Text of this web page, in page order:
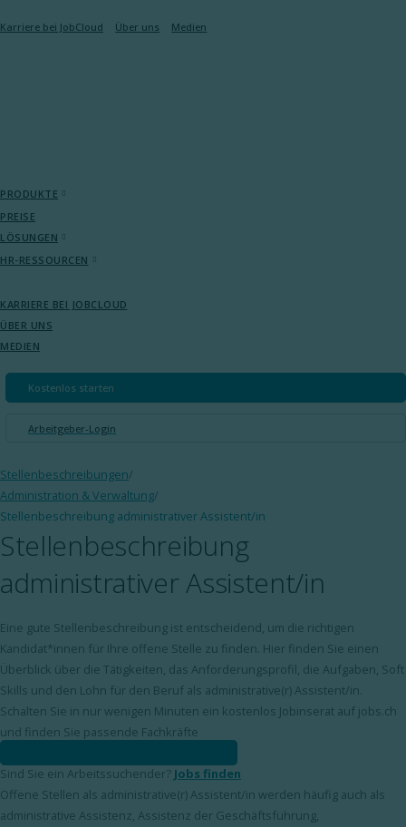
Karriere bei JobCloud​ Über uns Medien
PRODUKTE
PREISE
LÖSUNGEN
HR-RESSOURCEN
KARRIERE BEI JOBCLOUD​
ÜBER UNS
MEDIEN
Kostenlos starten
Arbeitgeber-Login
Stellenbeschreibungen/
Administration & Verwaltung/
Stellenbeschreibung administrativer Assistent/in
Stellenbeschreibung
administrativer Assistent/in
Eine gute Stellenbeschreibung ist entscheidend, um die richtigen
Kandidat*innen für Ihre offene Stelle zu finden. Hier finden Sie einen
Überblick über die Tätigkeiten, das Anforderungsprofil, die Aufgaben, Soft
Skills und den Lohn für den Beruf als administrative(r) Assistent/in.
Schalten Sie in nur wenigen Minuten ein kostenlos Jobinserat auf jobs.ch
und finden Sie passende Fachkräfte
Sind Sie ein Arbeitssuchender? Jobs finden
Offene Stellen als administrative(r) Assistent/in werden häufig auch als
administrative Assistenz, Assistenz der Geschäftsführung,